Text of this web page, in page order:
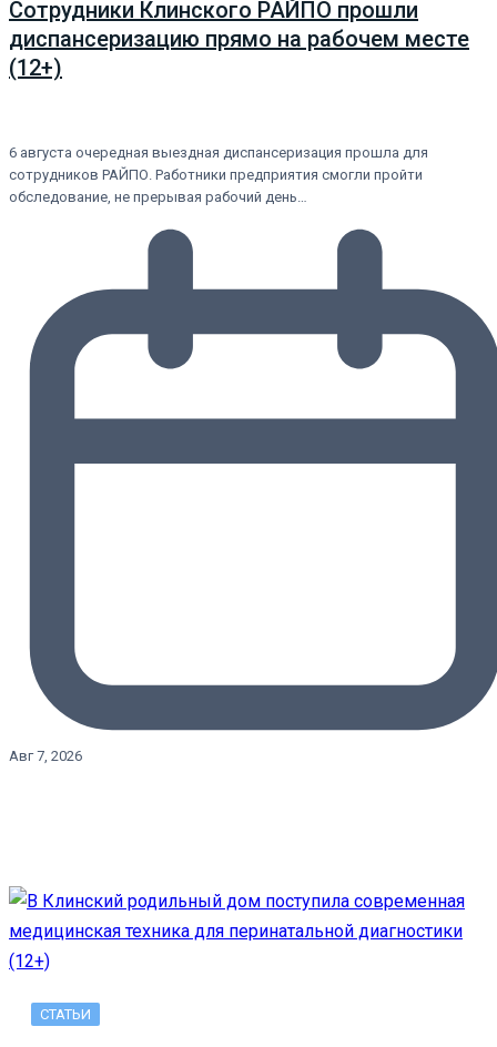
Сотрудники Клинского РАЙПО прошли
диспансеризацию прямо на рабочем месте
(12+)
6 августа очередная выездная диспансеризация прошла для
сотрудников РАЙПО. Работники предприятия смогли пройти
обследование, не прерывая рабочий день…
Авг 7, 2026
СТАТЬИ